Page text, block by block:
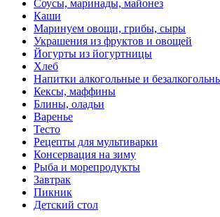
Соусы, маринады, майонез
Каши
Маринуем овощи, грибы, сыры
Украшения из фруктов и овощей
Йогурты из йогуртницы
Хлеб
Напитки алкогольные и
Кексы, маффины
Блины, оладьи
Варенье
Тесто
Рецепты для мультиварки
Консервация на зиму
Рыба и морепродукты
Завтрак
Пикник
Детский стол